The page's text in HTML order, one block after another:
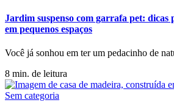
Jardim suspenso com garrafa pet:
em pequenos espaços
Você já sonhou em ter um pedacinho de
8 min. de leitura
Sem categoria